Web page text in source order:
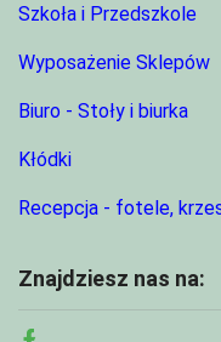
Szkoła i Przedszkole
Wyposażenie Sklepów
Biuro - Stoły i biurka
Kłódki
Recepcja - fotele,
Znajdziesz nas na: